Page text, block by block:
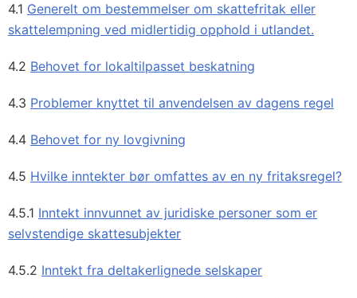
4.1 Generelt om bestemmelser om skattefritak eller
skattelempning ved midlertidig opphold i utlandet.
4.2 Behovet for lokaltilpasset beskatning
4.3 Problemer knyttet til anvendelsen av dagens regel
4.4 Behovet for ny lovgivning
4.5 Hvilke inntekter bør omfattes av en ny fritaksregel?
4.5.1 Inntekt innvunnet av juridiske personer som er
selvstendige skattesubjekter
4.5.2 Inntekt fra deltakerlignede selskaper